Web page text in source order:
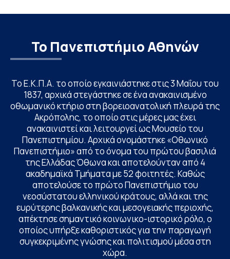
Το Πανεπιστήμιο Αθηνών
Το Ε.Κ.Π.Α. το οποίο εγκαινιάστηκε στις 3 Μαΐου του
1837, αρχικά στεγάστηκε σε ένα ανακαινισμένο
οθωμανικό κτήριο στη βορειοανατολική πλευρά της
Ακρόπολης, το οποίο στις μέρες μας έχει
ανακαινιστεί και λειτουργεί ως Μουσείο του
Πανεπιστημίου. Αρχικά ονομάστηκε «Οθωνικό
Πανεπιστήμιο» από το όνομα του πρώτου βασιλιά
της Ελλάδας Όθωνα και αποτελούνταν από 4
ακαδημαϊκά Τμήματα με 52 φοιτητές. Καθώς
αποτελούσε το πρώτο Πανεπιστήμιο του
νεοσύστατου ελληνικού κράτους, αλλά και της
ευρύτερης βαλκανικής και μεσογειακής περιοχής,
απέκτησε σημαντικό κοινωνικο-ιστορικό ρόλο, ο
οποίος υπήρξε καθοριστικός για την παραγωγή
συγκεκριμένης γνώσης και πολιτισμού μέσα στη
χώρα.